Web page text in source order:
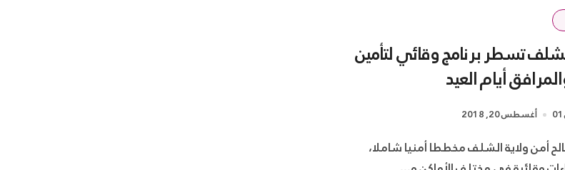
تسطر برنامج وقائي لتأمين
أيام العيد
أغسطس 20, 2018